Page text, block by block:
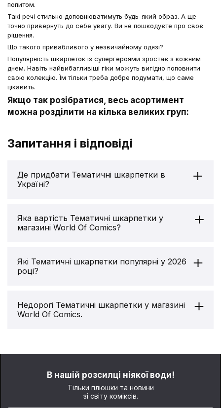
попитом.
Такі речі стильно доповнюватимуть будь-який образ. А ще
точно привернуть до себе увагу. Ви не пошкодуєте про своє
рішення.
Що такого привабливого у незвичайному одязі?
Популярність шкарпеток із супергероями зростає з кожним
днем. Навіть найвибагливіші гіки можуть вигідно поповнити
свою колекцію. Їм тільки треба добре подумати, що саме
цікавить.
Якщо так розібратися, весь асортимент
можна розділити на кілька великих груп:
Кожен всесвіт має стільки персонажів, що їх просто не
перерахувати.
теж є свої фанати і вони хотіли б знайти шкарпетки з
героями мультфільмів, коміксів. Їхня кількість теж дивує
говорити про принти, то це можуть бути фрази, смішні
картинки. Варіантів дуже багато.
настрій.
Що пам'ятати під час вибору
Виробники постійно розширюють свою фантазію. Відповідно в
асортименті завжди є новинки, які відразу можна придбати.
шкарпетки із супергероями в Україні для
максимально порадувати близьку людину. А
ще не забувайте про розмір. Усім має бути
максимально комфортно.
Зверніть увагу на якість. Ви ж не хочете
Запитання і відповіді
Де придбати Тематичні шкарпетки в
Україні?
World Of Comics на Сагайдачного
11:00 - 21:00 (Пн-Нд)
World Of Comics на Cічових Стрільців
10:00 - 21:00 (Пн-Нд)
Більше наших магазинів тут:
https://worldofcomics.ua/magaziny/
Яка вартість Тематичні шкарпетки у
магазині World Of Comics?
World Of Comics від105грн. до224грн.
Які Тематичні шкарпетки популярні у 2026
році?
Тематичні шкарпетки:
Шкарпетки японські CEH: Latex: «‎セクシュアリ
39), (91601)
Шкарпетки Noskar: Fish Embroidery (р. 36-40),
Недорогі Тематичні шкарпетки у магазині
World Of Comics.
35-38), (91385)В нашій розсилці ніякої води!
Тільки плюшки та новини
зі світу коміксів.